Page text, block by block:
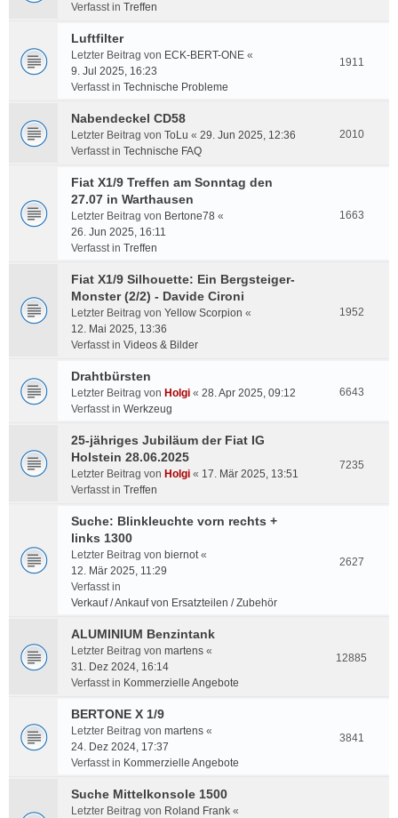
Verfasst in Treffen
Luftfilter
Letzter Beitrag von ECK-BERT-ONE «
9. Jul 2025, 16:23
Verfasst in Technische Probleme
1911
Nabendeckel CD58
Letzter Beitrag von ToLu « 29. Jun 2025, 12:36
Verfasst in Technische FAQ
2010
Fiat X1/9 Treffen am Sonntag den
27.07 in Warthausen
Letzter Beitrag von Bertone78 «
26. Jun 2025, 16:11
Verfasst in Treffen
1663
Fiat X1/9 Silhouette: Ein Bergsteiger-
Monster (2/2) - Davide Cironi
Letzter Beitrag von Yellow Scorpion «
12. Mai 2025, 13:36
Verfasst in Videos & Bilder
1952
Drahtbürsten
Letzter Beitrag von Holgi « 28. Apr 2025, 09:12
Verfasst in Werkzeug
6643
25-jähriges Jubiläum der Fiat IG
Holstein 28.06.2025
Letzter Beitrag von Holgi « 17. Mär 2025, 13:51
Verfasst in Treffen
7235
Suche: Blinkleuchte vorn rechts +
links 1300
Letzter Beitrag von biernot«
12. Mär 2025, 11:29
Verfasst in
Verkauf / Ankauf von Ersatzteilen / Zubehör
2627
ALUMINIUM Benzintank
Letzter Beitrag von martens «
31. Dez 2024, 16:14
Verfasst in Kommerzielle Angebote
12885
BERTONE X 1/9
Letzter Beitrag von martens «
24. Dez 2024, 17:37
Verfasst in Kommerzielle Angebote
3841
Suche Mittelkonsole 1500
Letzter Beitrag von Roland Frank «